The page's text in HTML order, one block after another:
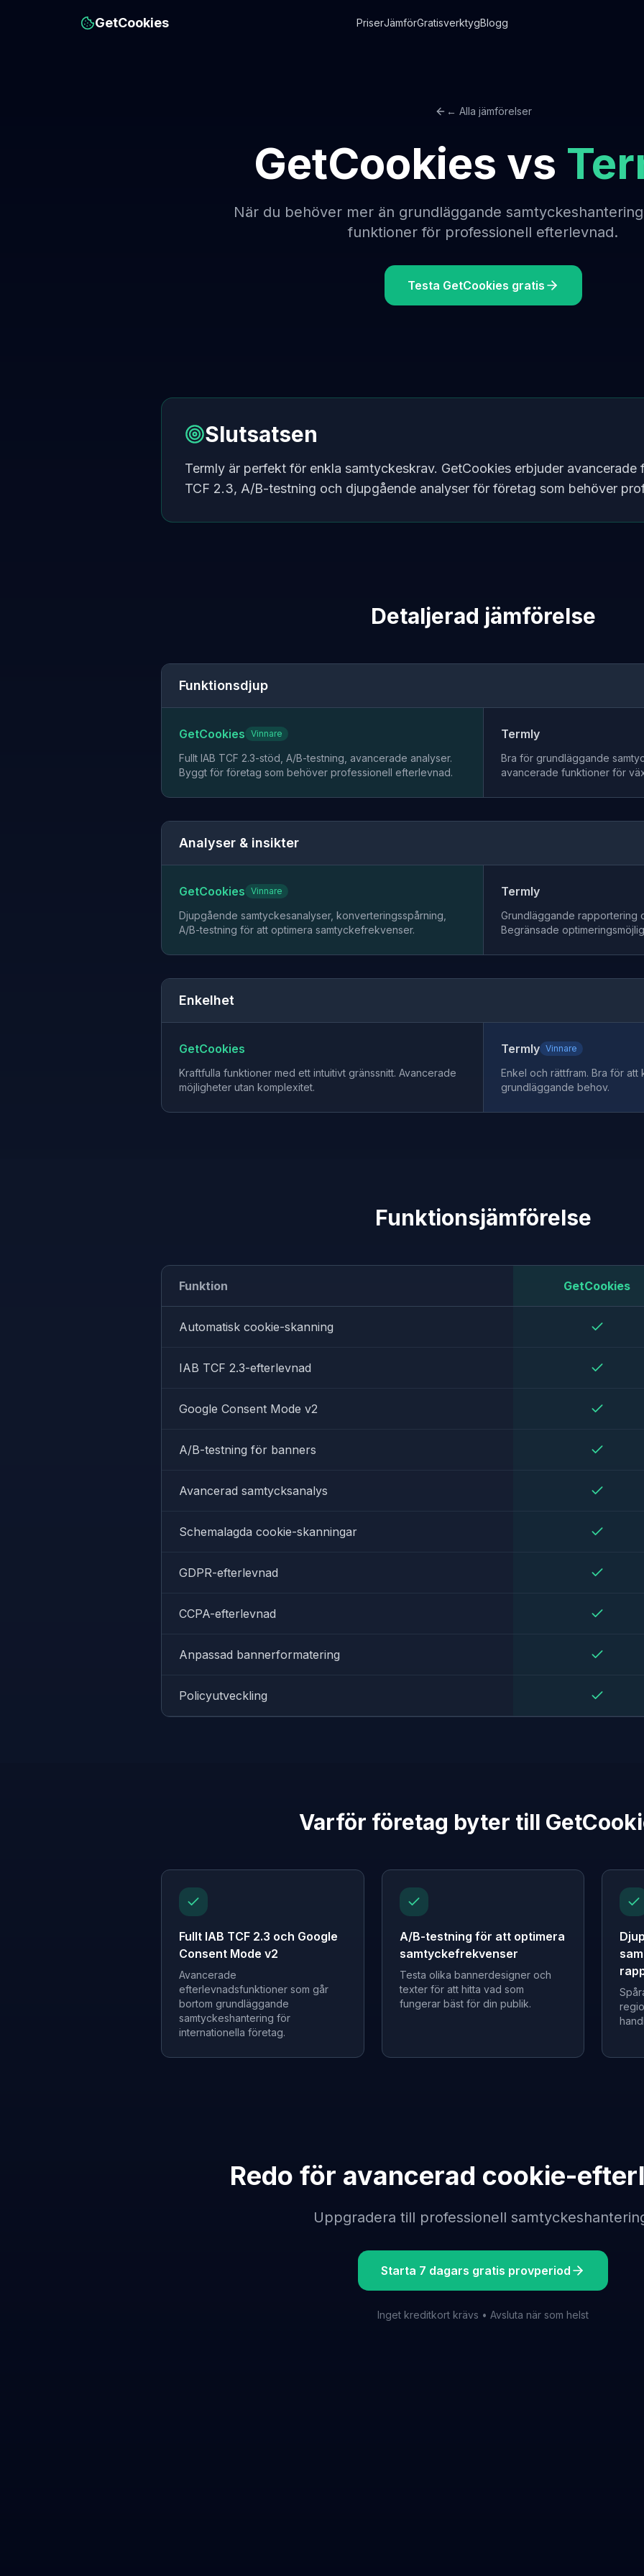
GetCookies PriserJämförGratisverktygBlogg
← Alla jämförelser
GetCookies vs
När du behöver mer än grundläggande
funktioner för professionell efterlevnad.
Testa GetCookies gratis
Slutsatsen
Termly är perfekt för enkla samtyckeskrav. GetCookies erbjuder avancerade
TCF 2.3, A/B-testning och djupgående analyser för företag som behöver
Detaljerad jämförelse
Funktionsdjup
GetCookies Vinnare
Fullt IAB TCF 2.3-stöd, A/B-testning, avancerade analyser.
Byggt för företag som behöver professionell efterlevnad.
Termly
Bra för grundläggande
avancerade funktioner för
Analyser & insikter
GetCookies Vinnare
Djupgående samtyckesanalyser, konverteringsspårning,
A/B-testning för att optimera samtyckefrekvenser.
Termly
Grundläggande rapportering
Begränsade
Enkelhet
GetCookies
Kraftfulla funktioner med ett intuitivt gränssnitt. Avancerade
möjligheter utan komplexitet.
Termly Vinnare
Enkel och rättfram. Bra för att
grundläggande behov.
Funktionsjämförelse
Funktion GetCookies
Automatisk cookie-skanning
IAB TCF 2.3-efterlevnad
Google Consent Mode v2
A/B-testning för banners
Avancerad samtycksanalys
Schemalagda cookie-skanningar
GDPR-efterlevnad
CCPA-efterlevnad
Anpassad bannerformatering
Policyutveckling
Varför företag byter till
Fullt IAB TCF 2.3 och Google
Consent Mode v2
Avancerade
efterlevnadsfunktioner som går
bortom grundläggande
samtyckeshantering för
internationella företag.
A/B-testning för att optimera
samtyckefrekvenser
Testa olika bannerdesigner och
texter för att hitta vad som
fungerar bäst för din publik.
Redo för avancerad cookie-
Uppgradera till professionell
Starta 7 dagars gratis provperiod
Inget kreditkort krävs • Avsluta när som helst